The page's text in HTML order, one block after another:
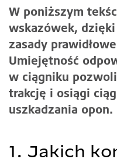
W poniższym
wskazówek,
zasady
Umiejętność
w ciągniku
trakcję i osiągi
uszkadzania opon.
1. Jakich